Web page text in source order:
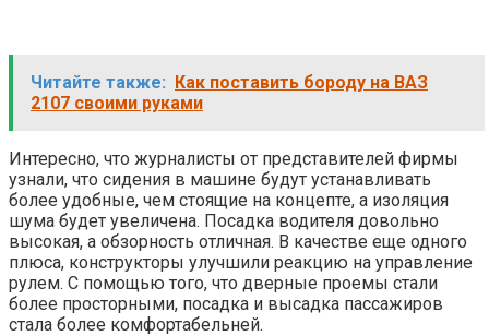
Читайте также: Как поставить бороду на ВАЗ
2107 своими руками
Интересно, что журналисты от представителей фирмы
узнали, что сидения в машине будут устанавливать
более удобные, чем стоящие на концепте, а изоляция
шума будет увеличена. Посадка водителя довольно
высокая, а обзорность отличная. В качестве еще одного
плюса, конструкторы улучшили реакцию на управление
рулем. С помощью того, что дверные проемы стали
более просторными, посадка и высадка пассажиров
стала более комфортабельней.